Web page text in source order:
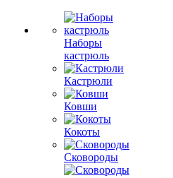
Наборы
кастрюль
Кастрюли
Ковши
Кокоты
Сковороды